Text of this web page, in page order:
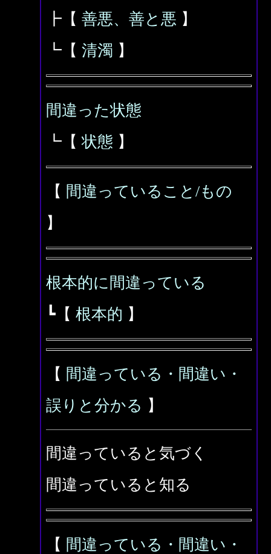
┣【 善悪、善と悪 】
┗【 清濁 】
間違った状態
┗【状態 】
【 間違っていること/もの
】
根本的に間違っている
┗【 根本的 】
【 間違っている・間違い・
誤りと分かる 】
間違っていると気づく
間違っていると知る
【 間違っている・間違い・